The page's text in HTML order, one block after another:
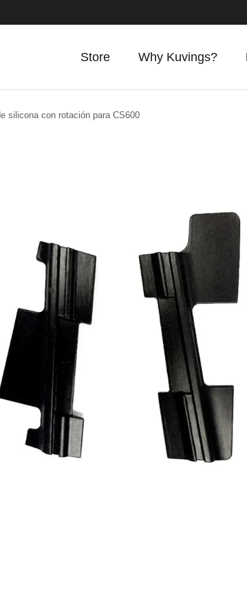
Store Why Kuvings?
silicona con rotación para CS600